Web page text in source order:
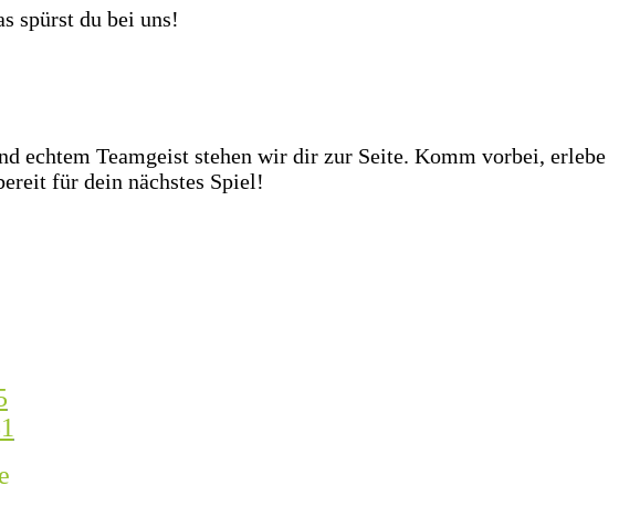
spürst du bei uns!
echtem Teamgeist stehen wir dir zur Seite. Komm vorbei, erlebe
für dein nächstes Spiel!